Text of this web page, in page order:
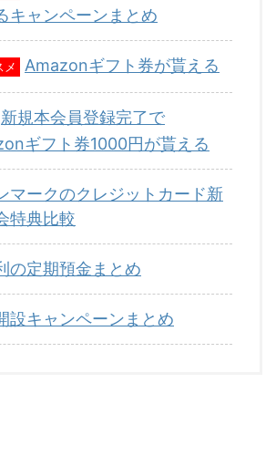
キャンペーンまとめ
メ Amazonギフト券が貰える
新規本会員登録完了で
ギフト券1000円が貰える
マークのクレジットカード新
特典比較
の定期預金まとめ
設キャンペーンまとめ